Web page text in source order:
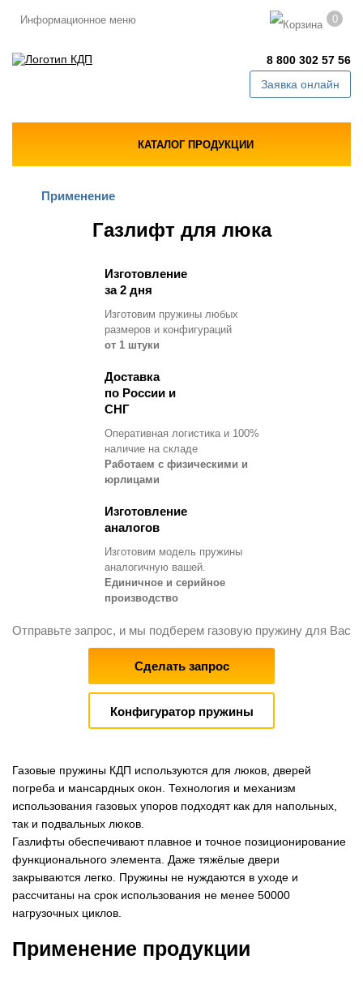
Информационное меню 0
8 800 302 57 56
Заявка онлайн
КАТАЛОГ ПРОДУКЦИИ
Применение
Газлифт для люка
Изготовление
за 2 дня
Изготовим пружины любых
размеров и конфигураций
от 1 штуки
Доставка
по России и
СНГ
Оперативная логистика и 100%
наличие на складе
Работаем с физическими и
юрлицами
Изготовление
аналогов
Изготовим модель пружины
аналогичную вашей.
Единичное и серийное
производство
Отправьте запрос, и мы подберем газовую пружину для Вас
Сделать запрос
Конфигуратор пружины
Газовые пружины КДП используются для люков, дверей
погреба и мансардных окон. Технология и механизм
использования газовых упоров подходят как для напольных,
так и подвальных люков.
Газлифты обеспечивают плавное и точное позиционирование
функционального элемента. Даже тяжёлые двери
закрываются легко. Пружины не нуждаются в уходе и
рассчитаны на срок использования не менее 50000
нагрузочных циклов.
Применение продукции